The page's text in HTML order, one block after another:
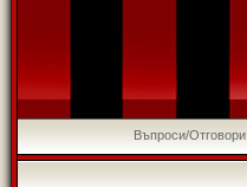
Въпроси/Отговори